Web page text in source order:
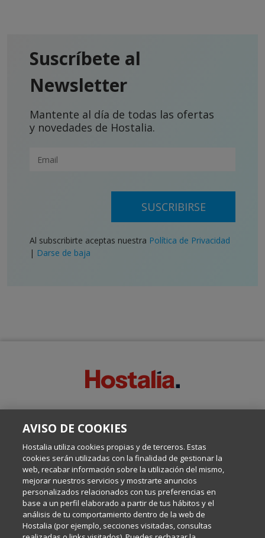
Suscríbete al
Newsletter
Mantente al día de todas las ofertas
y novedades de Hostalia.
SUSCRIBIRSE
Al subscribirte aceptas nuestra Política de Privacidad
| Darse de baja
Escrito por el equipo de Comunicación de Hostalia, dirigido por
Internet y Tecnología.
Política de privacidad
Política de cookies
AVISO DE COOKIES
Hostalia utiliza cookies propias y de terceros. Estas
cookies serán utilizadas con la finalidad de gestionar la
web, recabar información sobre la utilización del mismo,
mejorar nuestros servicios y mostrarte anuncios
personalizados relacionados con tus preferencias en
base a un perfil elaborado a partir de tus hábitos y el
análisis de tu comportamiento dentro de la web de
Hostalia (por ejemplo, secciones visitadas, consultas